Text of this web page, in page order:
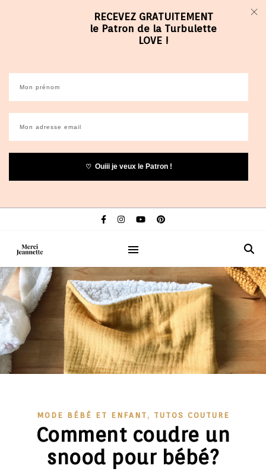
MODE BÉBÉ ET ENFANT , TUTOS COUTURE
Comment coudre un
snood pour bébé?
RECEVEZ GRATUITEMENT
le Patron de la Turbulette
LOVE !
♡ Ouiii je veux le Patron !